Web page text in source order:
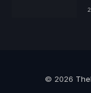
© 2026